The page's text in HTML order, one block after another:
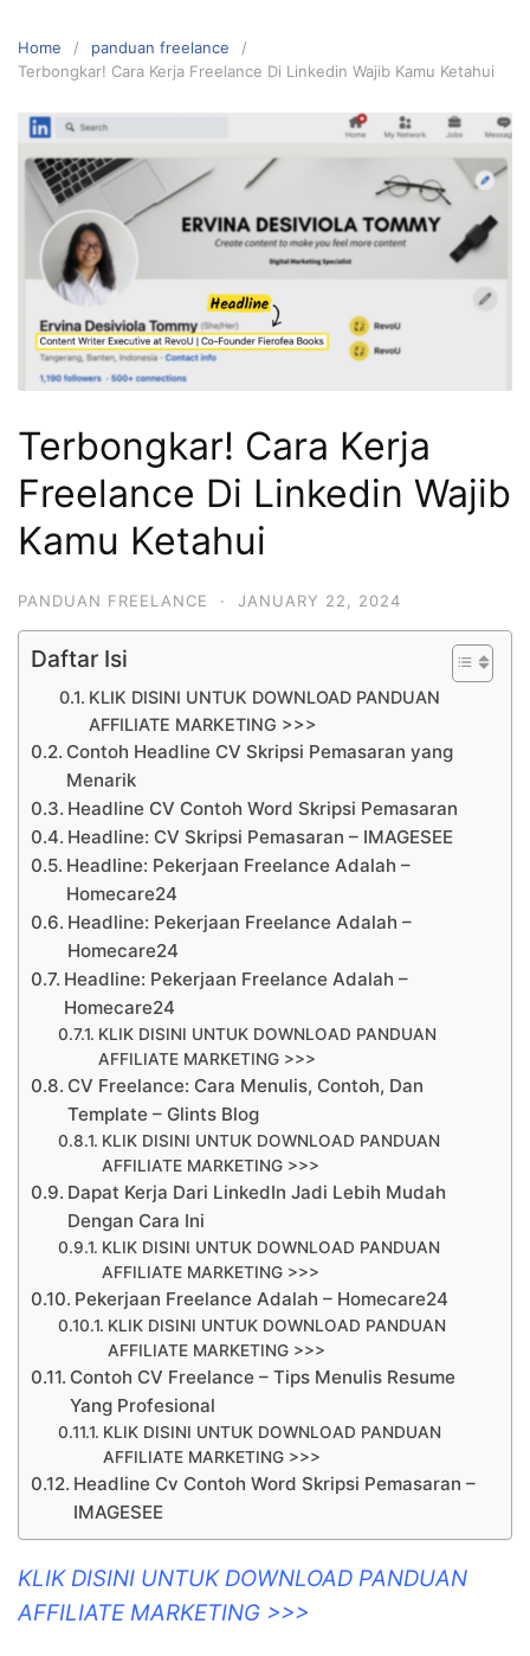
Home
panduan freelance
Terbongkar! Cara Kerja Freelance Di Linkedin Wajib Kamu Ketahui
Terbongkar! Cara Kerja
Freelance Di Linkedin Wajib
Kamu Ketahui
PANDUAN FREELANCE · JANUARY 22, 2024
Daftar Isi
KLIK DISINI UNTUK DOWNLOAD PANDUAN
AFFILIATE MARKETING >>>
Contoh Headline CV Skripsi Pemasaran yang
Menarik
Headline CV Contoh Word Skripsi Pemasaran
Headline: CV Skripsi Pemasaran – IMAGESEE
Headline: Pekerjaan Freelance Adalah –
Homecare24
Headline: Pekerjaan Freelance Adalah –
Homecare24
Headline: Pekerjaan Freelance Adalah –
Homecare24
KLIK DISINI UNTUK DOWNLOAD PANDUAN
AFFILIATE MARKETING >>>
CV Freelance: Cara Menulis, Contoh, Dan
Template – Glints Blog
KLIK DISINI UNTUK DOWNLOAD PANDUAN
AFFILIATE MARKETING >>>
Dapat Kerja Dari LinkedIn Jadi Lebih Mudah
Dengan Cara Ini
KLIK DISINI UNTUK DOWNLOAD PANDUAN
AFFILIATE MARKETING >>>
Pekerjaan Freelance Adalah – Homecare24
KLIK DISINI UNTUK DOWNLOAD PANDUAN
AFFILIATE MARKETING >>>
Contoh CV Freelance – Tips Menulis Resume
Yang Profesional
KLIK DISINI UNTUK DOWNLOAD PANDUAN
AFFILIATE MARKETING >>>
Headline Cv Contoh Word Skripsi Pemasaran –
IMAGESEE
KLIK DISINI UNTUK DOWNLOAD PANDUAN
AFFILIATE MARKETING >>>